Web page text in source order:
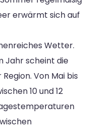
erwärmt sich auf
Wetter.
Jahr scheint die
Von Mai bis
10 und 12